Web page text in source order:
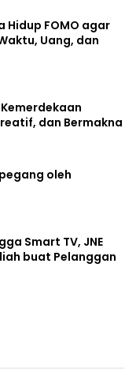
Hidup FOMO agar
Uang, dan
dan Bermakna
oleh
Smart TV, JNE
buat Pelanggan